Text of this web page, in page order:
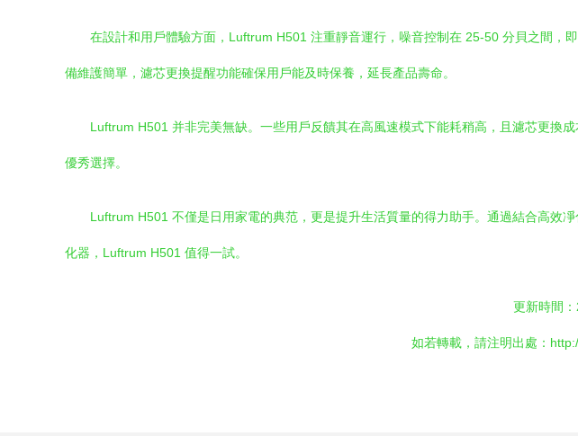
在設計和用戶體驗方面，Luftrum H501 注重靜音運行，噪音控制在 25-50 分貝之間，
備維護簡單，濾芯更換提醒功能確保用戶能及時保養，延長產品壽命。
Luftrum H501 并非完美無缺。一些用戶反饋其在高風速模式下能耗稍高，且濾芯更換
優秀選擇。
Luftrum H501 不僅是日用家電的典范，更是提升生活質量的得力助手。通過結合高效
化器，Luftrum H501 值得一試。
更新時間
如若轉載，請注明出處：